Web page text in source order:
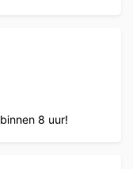
8 uur!